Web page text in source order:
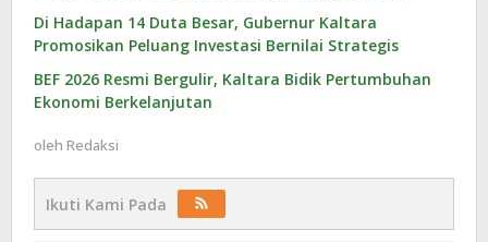
Di Hadapan 14 Duta Besar, Gubernur Kaltara
Promosikan Peluang Investasi Bernilai Strategis
BEF 2026 Resmi Bergulir, Kaltara Bidik Pertumbuhan
Ekonomi Berkelanjutan
oleh Redaksi
Ikuti Kami Pada